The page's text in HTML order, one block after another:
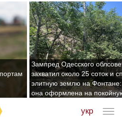
Зампред Одесского
захватил около 25 соток и
элитную землю на Фонтане:
она оформлена на
укр